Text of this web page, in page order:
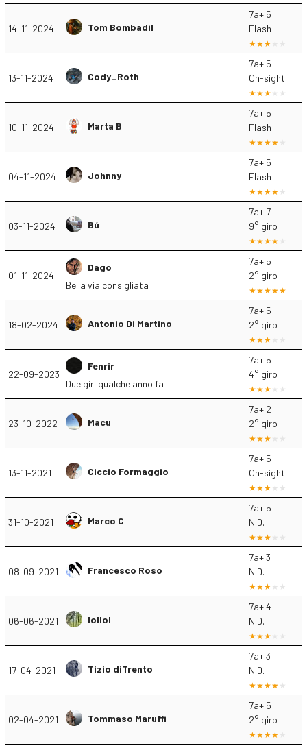
14-11-2024 Tom Bombadil
7a+.5
Flash
13-11-2024 Cody_Roth
7a+.5
On-sight
10-11-2024 Marta B
7a+.5
Flash
04-11-2024 Johnny
7a+.5
Flash
03-11-2024 Bú
7a+.7
9° giro
01-11-2024
Dago
Bella via consigliata
7a+.5
2° giro
18-02-2024 Antonio Di Martino
7a+.5
2° giro
22-09-2023
Fenrir
Due giri qualche anno fa
7a+.5
4° giro
23-10-2022 Macu
7a+.2
2° giro
13-11-2021 Ciccio Formaggio
7a+.5
On-sight
31-10-2021 Marco C
7a+.5
N.D.
08-09-2021 Francesco Roso
7a+.3
N.D.
06-06-2021 lollol
7a+.4
N.D.
17-04-2021 Tizio diTrento
7a+.3
N.D.
02-04-2021 Tommaso Maruffi
7a+.5
2° giro